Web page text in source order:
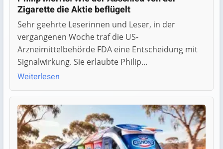
Zigarette die Aktie beflügelt
Sehr geehrte Leserinnen und Leser, in der
vergangenen Woche traf die US-
Arzneimittelbehörde FDA eine Entscheidung mit
Signalwirkung. Sie erlaubte Philip...
Weiterlesen